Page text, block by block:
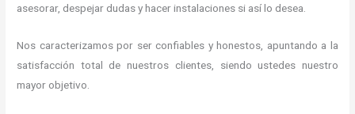
asesorar, despejar dudas y hacer instalaciones si así lo desea.
Nos caracterizamos por ser confiables y honestos, apuntando a la
satisfacción total de nuestros clientes, siendo ustedes nuestro
mayor objetivo.